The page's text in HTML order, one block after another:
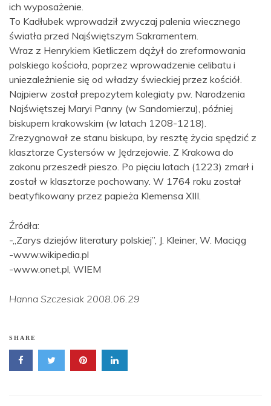
ich wyposażenie.
To Kadłubek wprowadził zwyczaj palenia wiecznego
światła przed Najświętszym Sakramentem.
Wraz z Henrykiem Kietliczem dążył do zreformowania
polskiego kościoła, poprzez wprowadzenie celibatu i
uniezależnienie się od władzy świeckiej przez kościół.
Najpierw został prepozytem kolegiaty pw. Narodzenia
Najświętszej Maryi Panny (w Sandomierzu), później
biskupem krakowskim (w latach 1208-1218).
Zrezygnował ze stanu biskupa, by resztę życia spędzić z
klasztorze Cystersów w Jędrzejowie. Z Krakowa do
zakonu przeszedł pieszo. Po pięciu latach (1223) zmarł i
został w klasztorze pochowany. W 1764 roku został
beatyfikowany przez papieża Klemensa XIII.
Źródła:
-„Zarys dziejów literatury polskiej”, J. Kleiner, W. Maciąg
-www.wikipedia.pl
-www.onet.pl, WIEM
Hanna Szczesiak 2008.06.29
SHARE